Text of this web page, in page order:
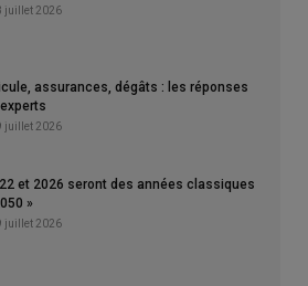
juillet 2026
assurances, dégâts : les réponses
juillet 2026
et 2026 seront des années classiques
»
juillet 2026